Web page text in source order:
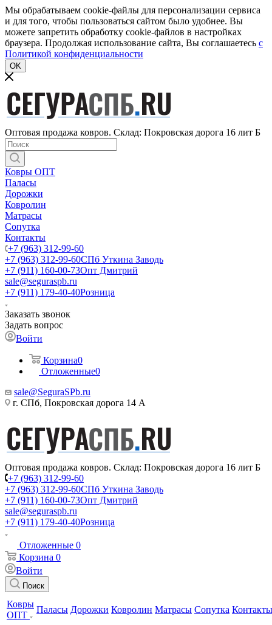
Мы обрабатываем cookie-файлы для персонализации сервиса
и для того, чтобы пользоваться сайтом было удобнее. Вы
можете запретить обработку cookie-файлов в настройках
браузера. Продолжая использование сайта, Вы соглашаетесь c
Политикой конфиденциальности
OK
Оптовая продажа ковров. Склад: Покровская дорога 16 лит Б
Ковры ОПТ
Паласы
Дорожки
Ковролин
Матрасы
Сопутка
Контакты
+7 (963) 312-99-60
+7 (963) 312-99-60СПб Уткина Заводь
+7 (911) 160-00-73Опт Дмитрий
sale@seguraspb.ru
+7 (911) 179-40-40Розница
Заказать звонок
Задать вопрос
Войти
Корзина0
Отложенные0
sale@SeguraSPb.ru
г. СПб, Покровская дорога 14 А
Оптовая продажа ковров. Склад: Покровская дорога 16 лит Б
+7 (963) 312-99-60
+7 (963) 312-99-60СПб Уткина Заводь
+7 (911) 160-00-73Опт Дмитрий
sale@seguraspb.ru
+7 (911) 179-40-40Розница
Отложенные 0
Корзина 0
Войти
Поиск
Ковры
ОПТ
Паласы Дорожки Ковролин Матрасы Сопутка Контакты